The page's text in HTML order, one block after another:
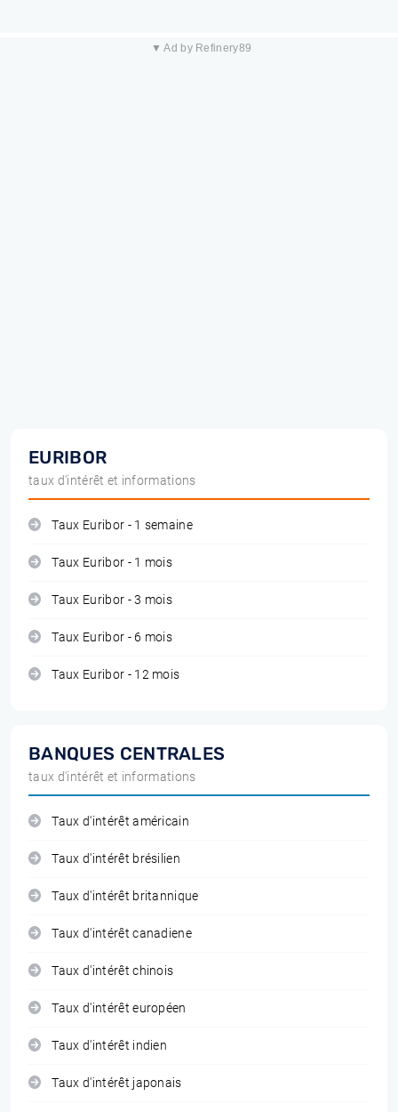
▼ Ad by Refinery89
EURIBOR
taux d'intérêt et informations
Taux Euribor - 1 semaine
Taux Euribor - 1 mois
Taux Euribor - 3 mois
Taux Euribor - 6 mois
Taux Euribor - 12 mois
BANQUES CENTRALES
taux d'intérêt et informations
Taux d'intérêt américain
Taux d'intérêt brésilien
Taux d'intérêt britannique
Taux d'intérêt canadiene
Taux d'intérêt chinois
Taux d'intérêt européen
Taux d'intérêt indien
Taux d'intérêt japonais